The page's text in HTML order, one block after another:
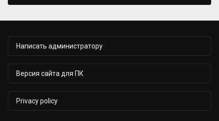
Написать администратору
Версия сайта для ПК
Privacy policy